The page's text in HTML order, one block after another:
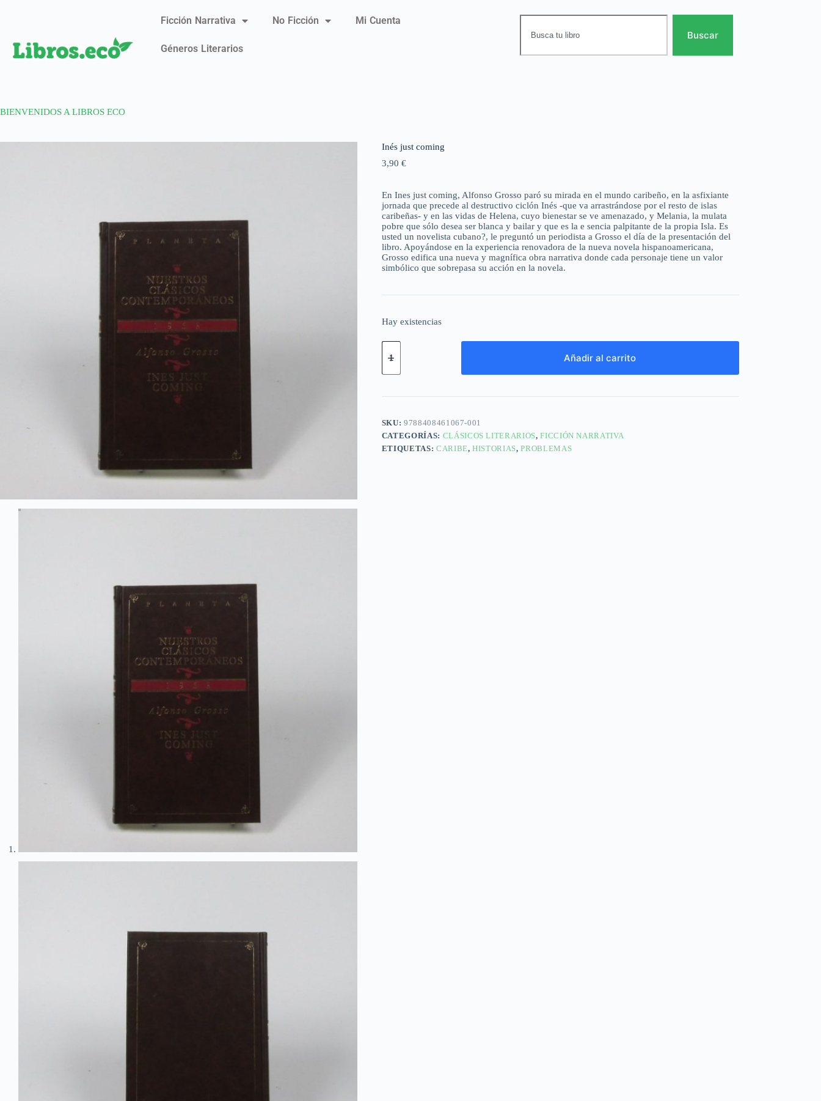
Ficción Narrativa No Ficción Mi Cuenta
Géneros Literarios
Buscar
BIENVENIDOS A LIBROS ECO
Inés just coming
3,90 €
En Ines just coming, Alfonso Grosso paró su mirada en el mundo caribeño, en la asfixiante
jornada que precede al destructivo ciclón Inés -que va arrastrándose por el resto de islas
caribeñas- y en las vidas de Helena, cuyo bienestar se ve amenazado, y Melania, la mulata
pobre que sólo desea ser blanca y bailar y que es la e sencia palpitante de la propia Isla. Es
usted un novelista cubano?, le preguntó un periodista a Grosso el día de la presentación del
libro. Apoyándose en la experiencia renovadora de la nueva novela hispanoamericana,
Grosso edifica una nueva y magnífica obra narrativa donde cada personaje tiene un valor
simbólico que sobrepasa su acción en la novela.
Hay existencias
Añadir al carrito
SKU:9788408461067-001
CATEGORÍAS: CLÁSICOS LITERARIOS,FICCIÓN NARRATIVA
ETIQUETAS: CARIBE,HISTORIAS,PROBLEMAS